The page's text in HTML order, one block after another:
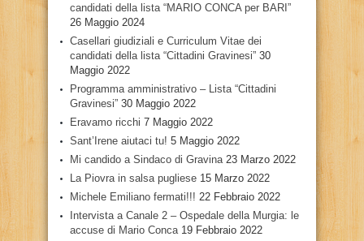
candidati della lista “MARIO CONCA per BARI”
26 Maggio 2024
Casellari giudiziali e Curriculum Vitae dei
candidati della lista “Cittadini Gravinesi” 30
Maggio 2022
Programma amministrativo – Lista “Cittadini
Gravinesi” 30 Maggio 2022
Eravamo ricchi 7 Maggio 2022
Sant’Irene aiutaci tu! 5 Maggio 2022
Mi candido a Sindaco di Gravina 23 Marzo 2022
La Piovra in salsa pugliese 15 Marzo 2022
Michele Emiliano fermati!!! 22 Febbraio 2022
Intervista a Canale 2 – Ospedale della Murgia: le
accuse di Mario Conca 19 Febbraio 2022